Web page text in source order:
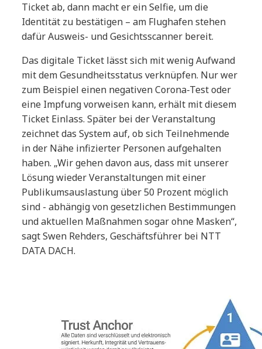
Ticket ab, dann macht er ein Selfie, um die
Identität zu bestätigen – am Flughafen stehen
dafür Ausweis- und Gesichtsscanner bereit.
Das digitale Ticket lässt sich mit wenig Aufwand
mit dem Gesundheitsstatus verknüpfen. Nur wer
zum Beispiel einen negativen Corona-Test oder
eine Impfung vorweisen kann, erhält mit diesem
Ticket Einlass. Später bei der Veranstaltung
zeichnet das System auf, ob sich Teilnehmende
in der Nähe infizierter Personen aufgehalten
haben. „Wir gehen davon aus, dass mit unserer
Lösung wieder Veranstaltungen mit einer
Publikumsauslastung über 50 Prozent möglich
sind - abhängig von gesetzlichen Bestimmungen
und aktuellen Maßnahmen sogar ohne Masken“,
sagt Swen Rehders, Geschäftsführer bei NTT
DATA DACH.